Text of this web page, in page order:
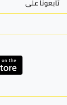
تابعونا على